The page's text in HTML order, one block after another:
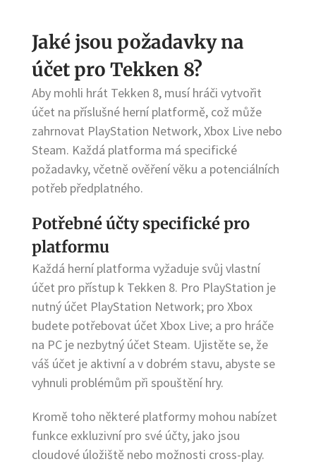
Jaké jsou požadavky na
účet pro Tekken 8?
Aby mohli hrát Tekken 8, musí hráči vytvořit
účet na příslušné herní platformě, což může
zahrnovat PlayStation Network, Xbox Live nebo
Steam. Každá platforma má specifické
požadavky, včetně ověření věku a potenciálních
potřeb předplatného.
Potřebné účty specifické pro
platformu
Každá herní platforma vyžaduje svůj vlastní
účet pro přístup k Tekken 8. Pro PlayStation je
nutný účet PlayStation Network; pro Xbox
budete potřebovat účet Xbox Live; a pro hráče
na PC je nezbytný účet Steam. Ujistěte se, že
váš účet je aktivní a v dobrém stavu, abyste se
vyhnuli problémům při spouštění hry.
Kromě toho některé platformy mohou nabízet
funkce exkluzivní pro své účty, jako jsou
cloudové úložiště nebo možnosti cross-play.